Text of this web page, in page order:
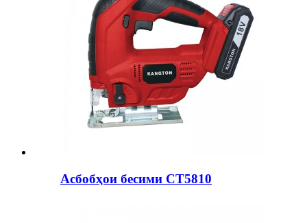
Асбобҳои бесими CT5810